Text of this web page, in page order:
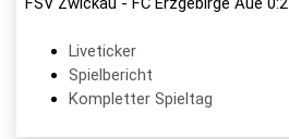
Liveticker
Spielbericht
Kompletter Spieltag